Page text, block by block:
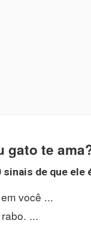
gato te
sinais de que ele
você ...
...